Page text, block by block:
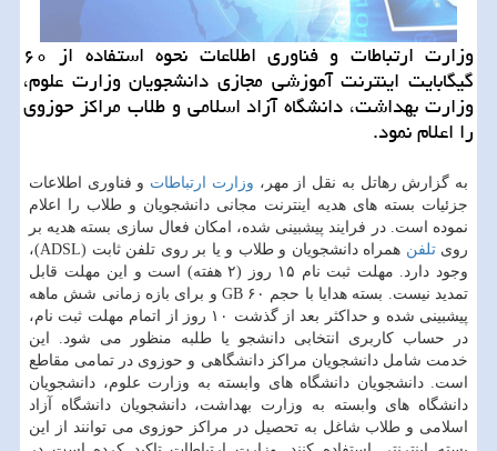
وزارت ارتباطات و فناوری اطلاعات نحوه استفاده از ۶۰
گیگابایت اینترنت آموزشی مجازی دانشجویان وزارت علوم،
وزارت بهداشت، دانشگاه آزاد اسلامی و طلاب مراکز حوزوی
را اعلام نمود.
به گزارش رهاتل به نقل از مهر، وزارت ارتباطات و فناوری اطلاعات
جزئیات بسته های هدیه اینترنت مجانی دانشجویان و طلاب را اعلام
نموده است. در فرایند پیشبینی شده، امکان فعال سازی بسته هدیه بر
رویتلفن
همراه دانشجویان و طلاب و یا بر روی تلفن ثابت (ADSL)،
وجود دارد. مهلت ثبت نام ۱۵ روز (۲ هفته) است و این مهلت قابل
تمدید نیست. بسته هدایا با حجم ۶۰ GB و برای بازه زمانی شش ماهه
پیشبینی شده و حداکثر بعد از گذشت ۱۰ روز از اتمام مهلت ثبت نام،
در حساب کاربری انتخابی دانشجو یا طلبه منظور می شود. این
خدمت شامل دانشجویان مراکز دانشگاهی و حوزوی در تمامی مقاطع
است. دانشجویان دانشگاه های وابسته به وزارت علوم، دانشجویان
دانشگاه های وابسته به وزارت بهداشت، دانشجویان دانشگاه آزاد
اسلامی و طلاب شاغل به تحصیل در مراکز حوزوی می توانند از این